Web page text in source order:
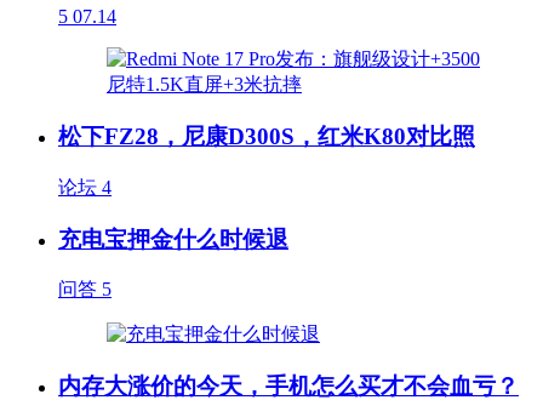
5 07.14
松下FZ28，尼康D300S，红米K80对比照
论坛 4
充电宝押金什么时候退
问答 5
内存大涨价的今天，手机怎么买才不会血亏？